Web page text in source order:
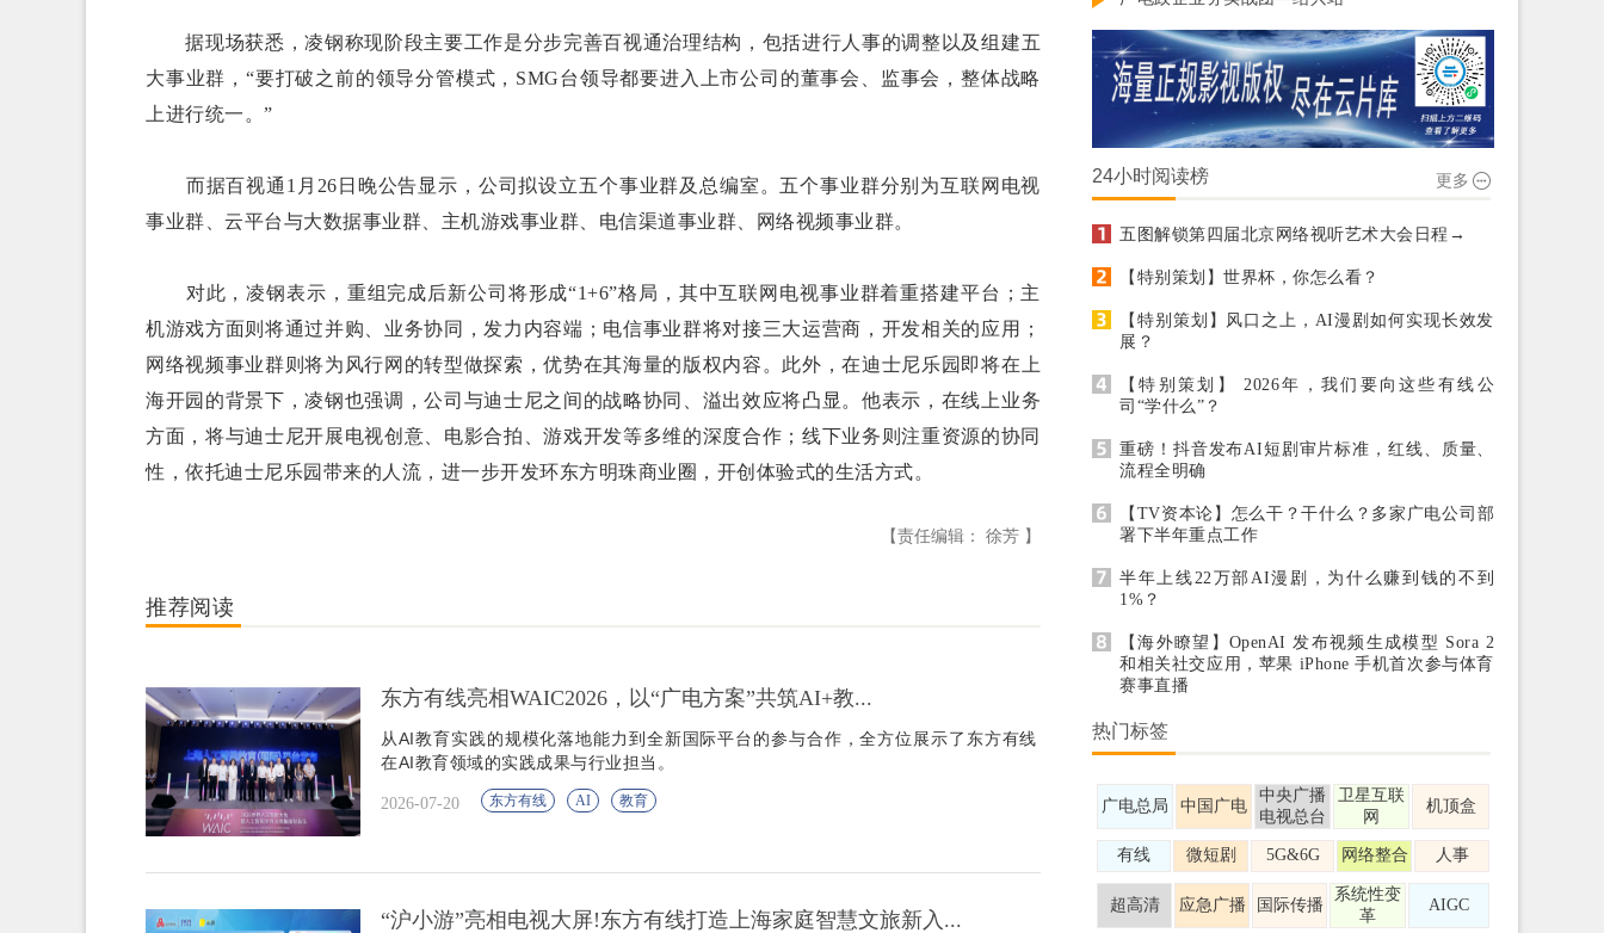
据现场获悉，凌钢称现阶段主要工作是分步完善百视通治理结构，包括进行人事的调整以及组建五
大事业群，“要打破之前的领导分管模式，SMG台领导都要进入上市公司的董事会、监事会，整体战略
上进行统一。”
而据百视通1月26日晚公告显示，公司拟设立五个事业群及总编室。五个事业群分别为互联网电视
事业群、云平台与大数据事业群、主机游戏事业群、电信渠道事业群、网络视频事业群。
对此，凌钢表示，重组完成后新公司将形成“1+6”格局，其中互联网电视事业群着重搭建平台；主
机游戏方面则将通过并购、业务协同，发力内容端；电信事业群将对接三大运营商，开发相关的应用；
网络视频事业群则将为风行网的转型做探索，优势在其海量的版权内容。此外，在迪士尼乐园即将在上
海开园的背景下，凌钢也强调，公司与迪士尼之间的战略协同、溢出效应将凸显。他表示，在线上业务
方面，将与迪士尼开展电视创意、电影合拍、游戏开发等多维的深度合作；线下业务则注重资源的协同
性，依托迪士尼乐园带来的人流，进一步开发环东方明珠商业圈，开创体验式的生活方式。
【责任编辑： 徐芳 】
推荐阅读
东方有线亮相WAIC2026，以“广电方案”共筑AI+教...
从AI教育实践的规模化落地能力到全新国际平台的参与合作，全方位展示了东方有线
在AI教育领域的实践成果与行业担当。
2026-07-20 东方有线 AI 教育
“沪小游”亮相电视大屏!东方有线打造上海家庭智慧文旅新入...
24小时阅读榜 更多
五图解锁第四届北京网络视听艺术大会日程→
【特别策划】世界杯，你怎么看？
【特别策划】风口之上，AI漫剧如何实现长效发
展？
【特别策划】 2026年，我们要向这些有线公
司“学什么”？
重磅！抖音发布AI短剧审片标准，红线、质量、
流程全明确
【TV资本论】怎么干？干什么？多家广电公司部
署下半年重点工作
半年上线22万部AI漫剧，为什么赚到钱的不到
1%？
【海外瞭望】OpenAI 发布视频生成模型 Sora 2
和相关社交应用，苹果 iPhone 手机首次参与体育
赛事直播
热门标签
广电总局 中国广电
中央广播
电视总台
卫星互联
网
机顶盒
有线 微短剧 5G&6G 网络整合 人事
超高清 应急广播 国际传播
系统性变
革
AIGC